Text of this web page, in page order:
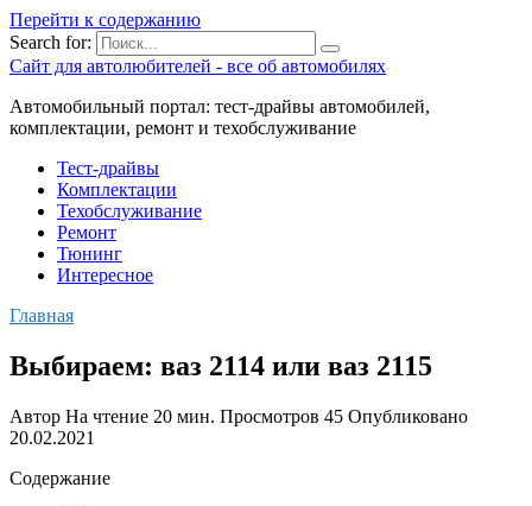
Перейти к содержанию
Search for:
Сайт для автолюбителей - все об автомобилях
Автомобильный портал: тест-драйвы автомобилей,
комплектации, ремонт и техобслуживание
Тест-драйвы
Комплектации
Техобслуживание
Ремонт
Тюнинг
Интересное
Главная
Выбираем: ваз 2114 или ваз 2115
Автор На чтение 20 мин. Просмотров 45 Опубликовано
20.02.2021
Содержание